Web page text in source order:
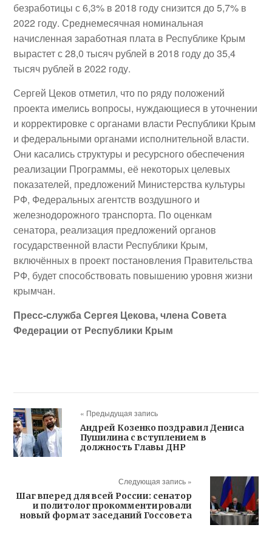
безработицы с 6,3% в 2018 году снизится до 5,7% в
2022 году. Среднемесячная номинальная
начисленная заработная плата в Республике Крым
вырастет с 28,0 тысяч рублей в 2018 году до 35,4
тысяч рублей в 2022 году.
Сергей Цеков отметил, что по ряду положений
проекта имелись вопросы, нуждающиеся в уточнении
и корректировке с органами власти Республики Крым
и федеральными органами исполнительной власти.
Они касались структуры и ресурсного обеспечения
реализации Программы, её некоторых целевых
показателей, предложений Министерства культуры
РФ, Федеральных агентств воздушного и
железнодорожного транспорта. По оценкам
сенатора, реализация предложений органов
государственной власти Республики Крым,
включённых в проект постановления Правительства
РФ, будет способствовать повышению уровня жизни
крымчан.
Пресс-служба Сергея Цекова, члена Совета
Федерации от Республики Крым
« Предыдущая запись
Андрей Козенко поздравил Дениса
Пушилина с вступлением в
должность Главы ДНР
Следующая запись »
Шаг вперед для всей России: сенатор
и политолог прокомментировали
новый формат заседаний Госсовета